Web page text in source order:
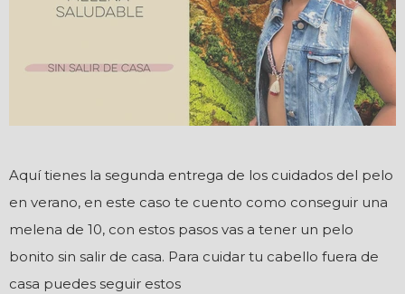
Aquí tienes la segunda entrega de los cuidados del pelo
en verano, en este caso te cuento como conseguir una
melena de 10, con estos pasos vas a tener un pelo
bonito sin salir de casa. Para cuidar tu cabello fuera de
casa puedes seguir estos